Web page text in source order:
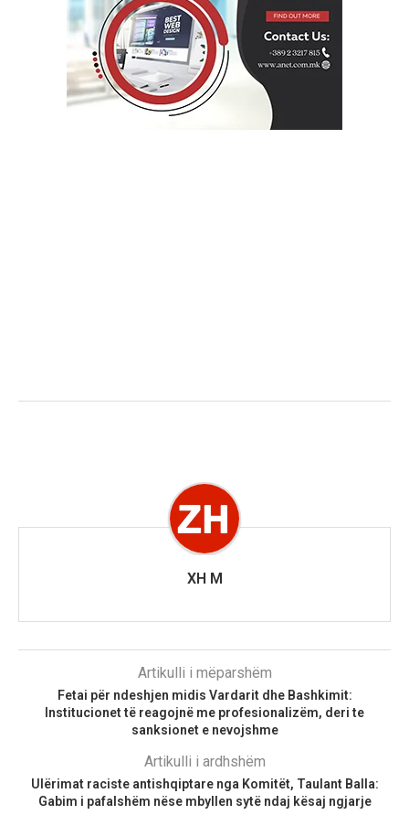
XH M
Artikulli i mëparshëm
Fetai për ndeshjen midis Vardarit dhe Bashkimit:
Institucionet të reagojnë me profesionalizëm, deri te
sanksionet e nevojshme
Artikulli i ardhshëm
Ulërimat raciste antishqiptare nga Komitët, Taulant Balla:
Gabim i pafalshëm nëse mbyllen sytë ndaj kësaj ngjarje